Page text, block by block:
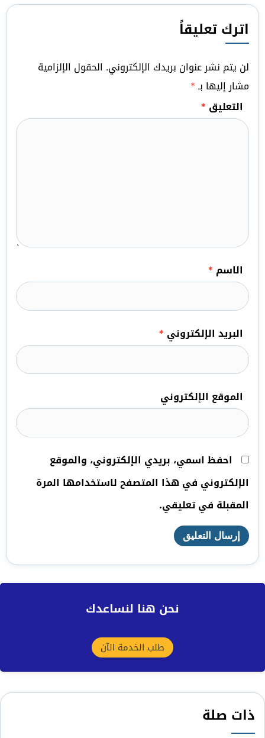
اترك تعليقاً
لن يتم نشر عنوان بريدك الإلكتروني. الحقول الإلزامية
مشار إليها بـ*
التعليق *
الاسم *
البريد الإلكتروني *
الموقع الإلكتروني
احفظ اسمي، بريدي الإلكتروني، والموقع
الإلكتروني في هذا المتصفح لاستخدامها المرة
المقبلة في تعليقي.
نحن هنا لنساعدك
طلب الخدمة الآن
ذات صلة